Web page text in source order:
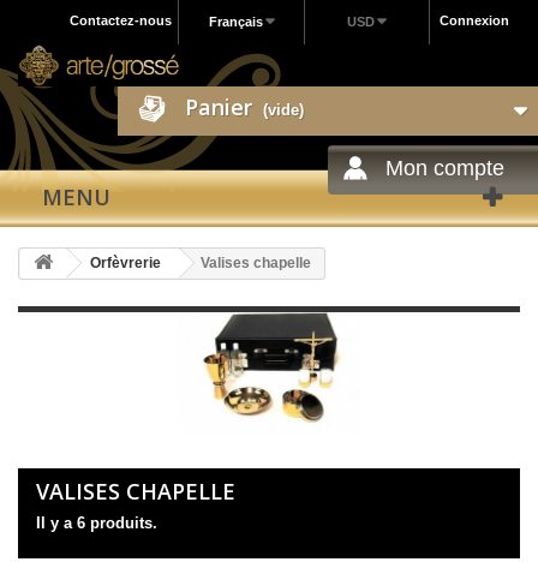
Connexion
USD
Français
Contactez-nous
Panier (vide)
Mon compte
MENU
Orfèvrerie Valises chapelle
VALISES CHAPELLE
Il y a 6 produits.